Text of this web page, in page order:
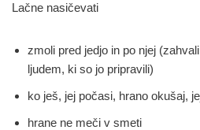
Lačne nasičevati
zmoli pred jedjo in po njej
ljudem, ki so jo pripravili)
ko ješ, jej počasi, hrano okušaj,
hrane ne meči v smeti